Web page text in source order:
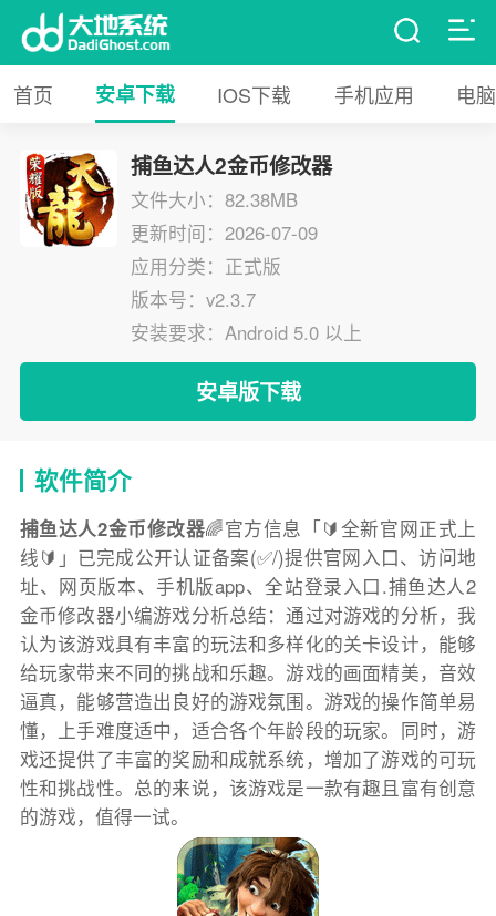
首页 安卓下载 IOS下载 手机应用 电
捕鱼达人2金币修改器
文件大小：82.38MB
更新时间：2026-07-09
应用分类：正式版
版本号：v2.3.7
安装要求：Android 5.0 以上
安卓版下载
软件简介
捕鱼达人2金币修改器🌈官方信息「🔰全新官网正式上
线🔰」已完成公开认证备案(✅/)提供官网入口、访问地
址、网页版本、手机版app、全站登录入口.捕鱼达人2
金币修改器小编游戏分析总结：通过对游戏的分析，我
认为该游戏具有丰富的玩法和多样化的关卡设计，能够
给玩家带来不同的挑战和乐趣。游戏的画面精美，音效
逼真，能够营造出良好的游戏氛围。游戏的操作简单易
懂，上手难度适中，适合各个年龄段的玩家。同时，游
戏还提供了丰富的奖励和成就系统，增加了游戏的可玩
性和挑战性。总的来说，该游戏是一款有趣且富有创意
的游戏，值得一试。